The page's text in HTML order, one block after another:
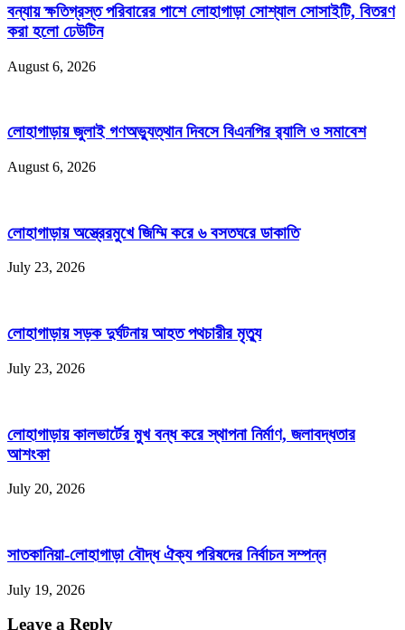
বন্যায় ক্ষতিগ্রস্ত পরিবারের পাশে লোহাগাড়া সোশ্যাল সোসাইটি, বিতরণ
করা হলো ঢেউটিন
August 6, 2026
লোহাগাড়ায় জুলাই গণঅভ্যুত্থান দিবসে বিএনপির র‌্যালি ও সমাবেশ
August 6, 2026
লোহাগাড়ায় অস্ত্রেরমুখে জিম্মি করে ৬ বসতঘরে ডাকাতি
July 23, 2026
লোহাগাড়ায় সড়ক দুর্ঘটনায় আহত পথচারীর মৃত্যু
July 23, 2026
লোহাগাড়ায় কালভার্টের মুখ বন্ধ করে স্থাপনা নির্মাণ, জলাবদ্ধতার
আশংকা
July 20, 2026
সাতকানিয়া-লোহাগাড়া বৌদ্ধ ঐক্য পরিষদের নির্বাচন সম্পন্ন
July 19, 2026
Leave a Reply